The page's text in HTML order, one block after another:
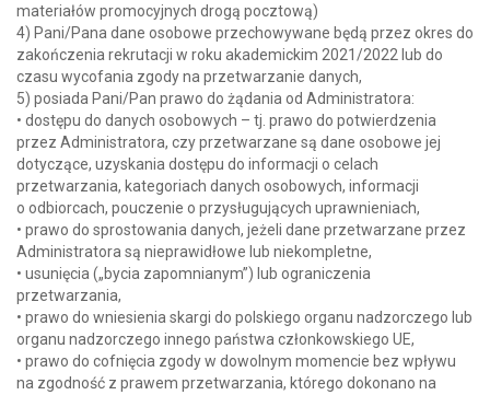
materiałów promocyjnych drogą pocztową)
4) Pani/Pana dane osobowe przechowywane będą przez okres do
zakończenia rekrutacji w roku akademickim 2021/2022 lub do
czasu wycofania zgody na przetwarzanie danych,
5) posiada Pani/Pan prawo do żądania od Administratora:
• dostępu do danych osobowych – tj. prawo do potwierdzenia
przez Administratora, czy przetwarzane są dane osobowe jej
dotyczące, uzyskania dostępu do informacji o celach
przetwarzania, kategoriach danych osobowych, informacji
o odbiorcach, pouczenie o przysługujących uprawnieniach,
• prawo do sprostowania danych, jeżeli dane przetwarzane przez
Administratora są nieprawidłowe lub niekompletne,
• usunięcia („bycia zapomnianym”) lub ograniczenia
przetwarzania,
• prawo do wniesienia skargi do polskiego organu nadzorczego lub
organu nadzorczego innego państwa członkowskiego UE,
• prawo do cofnięcia zgody w dowolnym momencie bez wpływu
na zgodność z prawem przetwarzania, którego dokonano na